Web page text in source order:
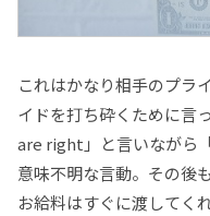
これはかなり相手のプラ
イドを打ち砕くために言
are right」と言いながら
意味不明な言動。その後
お給料はすぐに渡してく